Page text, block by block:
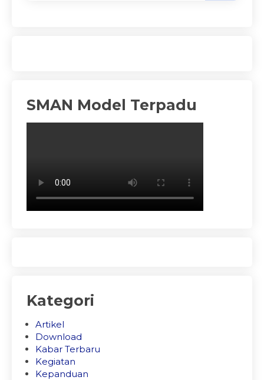
SMAN Model Terpadu
Kategori
Artikel
Download
Kabar Terbaru
Kegiatan
Kepanduan